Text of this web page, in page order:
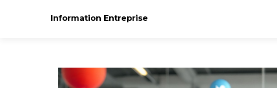
Information Entreprise